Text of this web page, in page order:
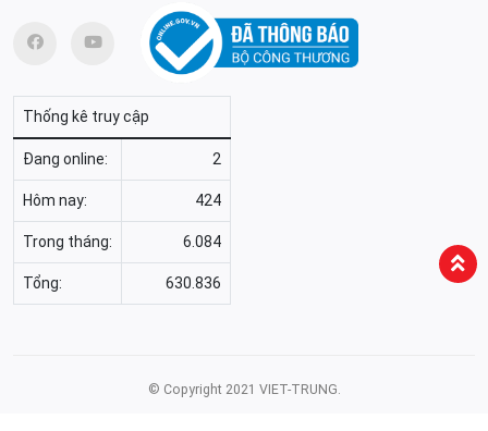
Thống kê truy cập
Đang online: 2
Hôm nay: 424
Trong tháng: 6.084
Tổng: 630.836
© Copyright 2021 VIET-TRUNG.